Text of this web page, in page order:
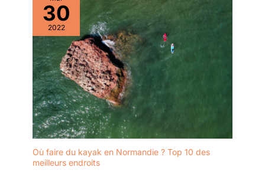
30
2022
Où faire du kayak en Normandie ? Top 10 des
meilleurs endroits